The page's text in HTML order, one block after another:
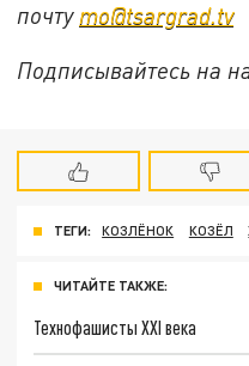
почту mo@tsargrad.tv
Подписывайтесь на
ТЕГИ: КОЗЛЁНОК КОЗЁЛ
ЧИТАЙТЕ ТАКЖЕ:
Технофашисты XXI века